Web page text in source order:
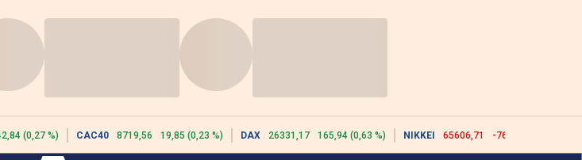
(0,27 %) CAC40 8719,56 19,85 (0,23 %) DAX 26331,17 165,94 (0,63 %) NIKKEI 65606,71 -76,55 (-0,12 %)